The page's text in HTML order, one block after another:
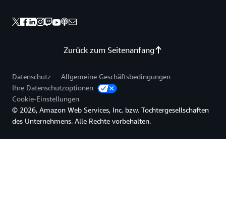
Zurück zum Seitenanfang
Datenschutz
Allgemeine Geschäftsbedingungen
Ihre Datenschutzoptionen
Cookie-Einstellungen
© 2026, Amazon Web Services, Inc. bzw. Tochtergesellschaften
des Unternehmens. Alle Rechte vorbehalten.